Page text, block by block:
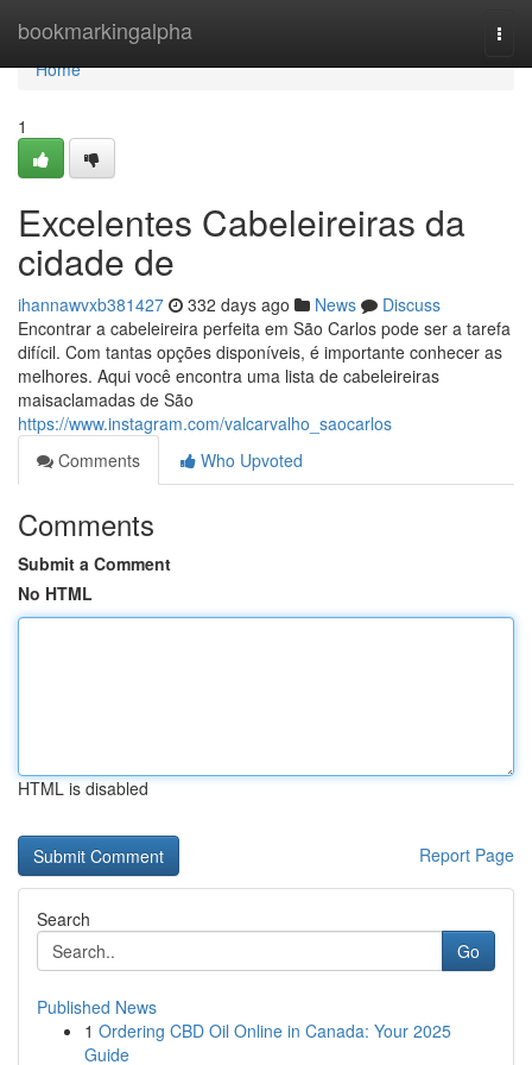
bookmarkingalpha
Home
Home
1
Excelentes Cabeleireiras da
cidade de
ihannawvxb381427 332 days ago News
Discuss
Encontrar a cabeleireira perfeita em São Carlos pode ser a tarefa
difícil. Com tantas opções disponíveis, é importante conhecer as
melhores. Aqui você encontra uma lista de cabeleireiras
maisaclamadas de São
https://www.instagram.com/valcarvalho_saocarlos
Comments
Who Upvoted
Comments
Submit a Comment
No HTML
HTML is disabled
Report Page
Search
Go
Published News
1 Ordering CBD Oil Online in Canada: Your 2025
Guide